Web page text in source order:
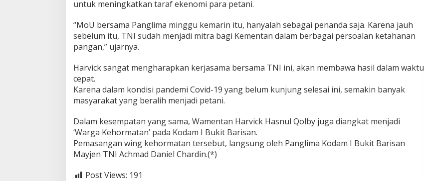
untuk meningkatkan taraf ekenomi para petani.
“MoU bersama Panglima minggu kemarin itu, hanyalah sebagai penanda saja. Karena jauh
sebelum itu, TNI sudah menjadi mitra bagi Kementan dalam berbagai persoalan ketahanan
pangan,” ujarnya.
Harvick sangat mengharapkan kerjasama bersama TNI ini, akan membawa hasil dalam waktu
cepat.
Karena dalam kondisi pandemi Covid-19 yang belum kunjung selesai ini, semakin banyak
masyarakat yang beralih menjadi petani.
Dalam kesempatan yang sama, Wamentan Harvick Hasnul Qolby juga diangkat menjadi
‘Warga Kehormatan’ pada Kodam I Bukit Barisan.
Pemasangan wing kehormatan tersebut, langsung oleh Panglima Kodam I Bukit Barisan
Mayjen TNI Achmad Daniel Chardin.(*)
Post Views: 191